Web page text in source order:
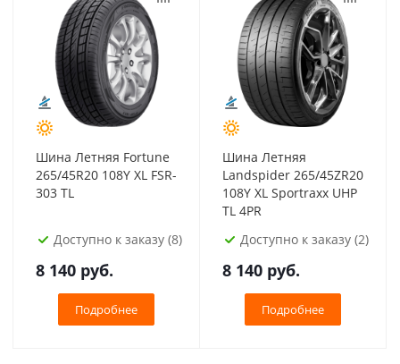
Шина Летняя Fortune
265/45R20 108Y XL FSR-
303 TL
Доступно к заказу (8)
8 140 руб.
Подробнее
Шина Летняя
Landspider 265/45ZR20
108Y XL Sportraxx UHP
TL 4PR
Доступно к заказу (2)
8 140 руб.
Подробнее